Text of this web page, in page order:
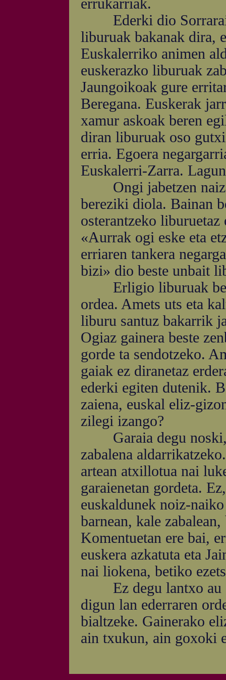
errukarriak.
Ederki dio
liburuak bakanak dira,
Euskalerriko animen
euskerazko liburuak
Jaungoikoak gure
Beregana. Euskerak
xamur askoak beren
diran liburuak oso
erria. Egoera
Euskalerri-Zarra.
Ongi jabetzen naiz,
bereziki diola. Bainan
osterantzeko
«Aurrak ogi eske eta
erriaren tankera
bizi» dio beste unbait
Erligio liburuak
ordea. Amets uts eta
liburu santuz bakarrik
Ogiaz gainera beste
gorde ta sendotzeko.
gaiak ez diranetaz
ederki egiten dutenik.
zaiena, euskal eliz-
zilegi izango?
Garaia degu noski,
zabalena
artean atxillotua nai
garaienetan gordeta.
euskaldunek noiz-
barnean, kale
Komentuetan ere bai,
euskera azkatuta eta
nai liokena, betiko
Ez degu lantxo au
digun lan ederraren
bialtzeke. Gainerako
ain txukun, ain goxoki